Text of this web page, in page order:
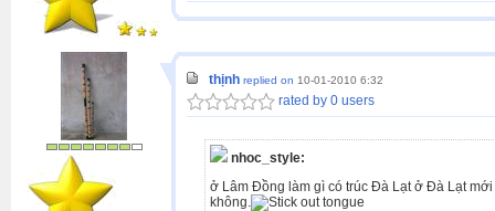
thịnh replied on 10-01-2010 6:32
rated by 0 users
nhoc_style:
ở Lâm Đồng làm gì có trúc Đà Lạt ở Đà Lạt
không.